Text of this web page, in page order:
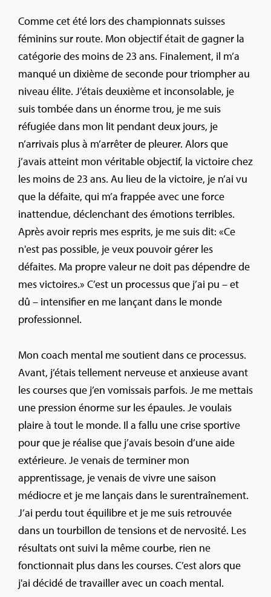
Comme cet été lors des championnats suisses
féminins sur route. Mon objectif était de gagner la
catégorie des moins de 23 ans. Finalement, il m’a
manqué un dixième de seconde pour triompher au
niveau élite. J’étais deuxième et inconsolable, je
suis tombée dans un énorme trou, je me suis
réfugiée dans mon lit pendant deux jours, je
n’arrivais plus à m’arrêter de pleurer. Alors que
j’avais atteint mon véritable objectif, la victoire chez
les moins de 23 ans. Au lieu de la victoire, je n’ai vu
que la défaite, qui m’a frappée avec une force
inattendue, déclenchant des émotions terribles.
Après avoir repris mes esprits, je me suis dit: «Ce
n'est pas possible, je veux pouvoir gérer les
défaites. Ma propre valeur ne doit pas dépendre de
mes victoires.» C’est un processus que j’ai pu – et
dû – intensifier en me lançant dans le monde
professionnel.
Mon coach mental me soutient dans ce processus.
Avant, j’étais tellement nerveuse et anxieuse avant
les courses que j’en vomissais parfois. Je me mettais
une pression énorme sur les épaules. Je voulais
plaire à tout le monde. Il a fallu une crise sportive
pour que je réalise que j’avais besoin d’une aide
extérieure. Je venais de terminer mon
apprentissage, je venais de vivre une saison
médiocre et je me lançais dans le surentraînement.
J’ai perdu tout équilibre et je me suis retrouvée
dans un tourbillon de tensions et de nervosité. Les
résultats ont suivi la même courbe, rien ne
fonctionnait plus dans les courses. C’est alors que
j'ai décidé de travailler avec un coach mental.